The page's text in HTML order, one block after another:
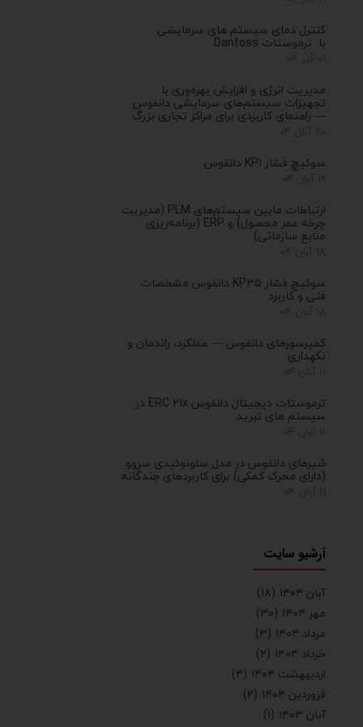
کنترل‌ دمای سیستم های سرمایشی
با ترموستات Danfoss
مدیریت انرژی و افزایش بهره‌وری با
تجهیزات سیستم‌های سرمایشی دانفوس
— راهنمای کاربردی برای مراکز تجاری بزرگ
سوئیچ فشار KP1 دانفوس
ارتباطات مابین سیستم‌های PLM (مدیریت
چرخه عمر محصول) و ERP (برنامه‌ریزی
منابع سازمانی)
سوئیچ فشار KP35 دانفوس مشخصات
فنی و کاربرد
کمپرسورهای دانفوس — عملکرد، راندمان و
نگهداری
ترموستات دیجیتال دانفوس ERC 21x در
سیستم های تبرید
شیرهای دانفوس در مدل سلونوئیدی سروو
(دارای محرک کمکی) برای کاربردهای چندگانه
آرشیو سایت
آبان ۱۴۰۴
(۱۸)
مهر ۱۴۰۴
(۳۰)
مرداد ۱۴۰۴
(۳)
خرداد ۱۴۰۴
(۲)
اردیبهشت ۱۴۰۴
(۴)
فروردین ۱۴۰۴
(۲)
آبان ۱۴۰۳
(۱)